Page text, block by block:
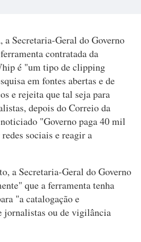
a Secretaria-Geral do Governo
contratada da
é "um tipo de clipping
em fontes abertas e de
e rejeita que tal seja para
depois do Correio da
"Governo paga 40 mil
sociais e reagir a
a Secretaria-Geral do Governo
que a ferramenta tenha
"a catalogação e
jornalistas ou de vigilância